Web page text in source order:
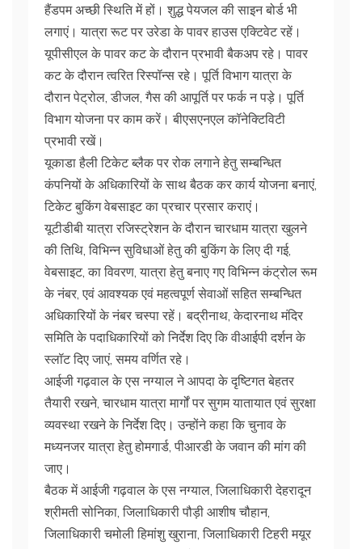
हैंडपम अच्छी स्थिति में हों। शुद्ध पेयजल की साइन बोर्ड भी
लगाएं। यात्रा रूट पर उरेडा के पावर हाउस एक्टिवेट रहें।
यूपीसीएल के पावर कट के दौरान प्रभावी बैकअप रहे। पावर
कट के दौरान त्वरित रिस्पॉन्स रहे। पूर्ति विभाग यात्रा के
दौरान पेट्रोल, डीजल, गैस की आपूर्ति पर फर्क न पड़े। पूर्ति
विभाग योजना पर काम करें। बीएसएनएल कॉनेक्टिविटी
प्रभावी रखें।
यूकाडा हैली टिकेट ब्लैक पर रोक लगाने हेतु सम्बन्धित
कंपनियों के अधिकारियों के साथ बैठक कर कार्य योजना बनाएं,
टिकेट बुकिंग वेबसाइट का प्रचार प्रसार कराएं।
यूटीडीबी यात्रा रजिस्ट्रेशन के दौरान चारधाम यात्रा खुलने
की तिथि, विभिन्न सुविधाओं हेतु की बुकिंग के लिए दी गई,
वेबसाइट, का विवरण, यात्रा हेतु बनाए गए विभिन्न कंट्रोल रूम
के नंबर, एवं आवश्यक एवं महत्वपूर्ण सेवाओं सहित सम्बन्धित
अधिकारियों के नंबर चस्पा रहें। बद्रीनाथ, केदारनाथ मंदिर
समिति के पदाधिकारियों को निर्देश दिए कि वीआईपी दर्शन के
स्लॉट दिए जाएं, समय वर्णित रहे।
आईजी गढ़वाल के एस नग्याल ने आपदा के दृष्टिगत बेहतर
तैयारी रखने, चारधाम यात्रा मार्गों पर सुगम यातायात एवं सुरक्षा
व्यवस्था रखने के निर्देश दिए। उन्होंने कहा कि चुनाव के
मध्यनजर यात्रा हेतु होमगार्ड, पीआरडी के जवान की मांग की
जाए।
बैठक में आईजी गढ़वाल के एस नग्याल, जिलाधिकारी देहरादून
श्रीमती सोनिका, जिलाधिकारी पौड़ी आशीष चौहान,
जिलाधिकारी चमोली हिमांशु खुराना, जिलाधिकारी टिहरी मयूर